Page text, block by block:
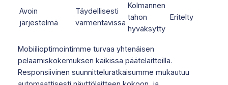
Avoin
järjestelmä
Täydellisesti
varmentavissa
Kolmannen
tahon
hyväksytty
Eritelty
Mobiilioptimointimme turvaa yhtenäisen
pelaamiskokemuksen kaikissa päätelaitteilla.
Responsiivinen suunnitteluratkaisumme mukautuu